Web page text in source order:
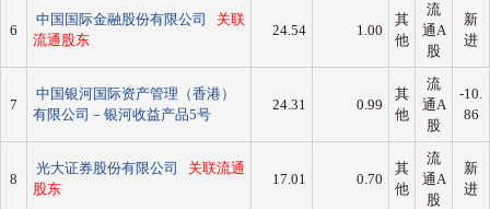
6
中国国际金融股份有限公司
关联
流通股东
24.54 1.00
其
他
流
通A
股
新
进
7
中国银河国际资产管理（香港）
有限公司－银河收益产品5号
24.31 0.99
其
他
流
通A
股
-10.
86
8
光大证券股份有限公司
关联流通
股东
17.01 0.70
其
他
流
通A
股
新
进